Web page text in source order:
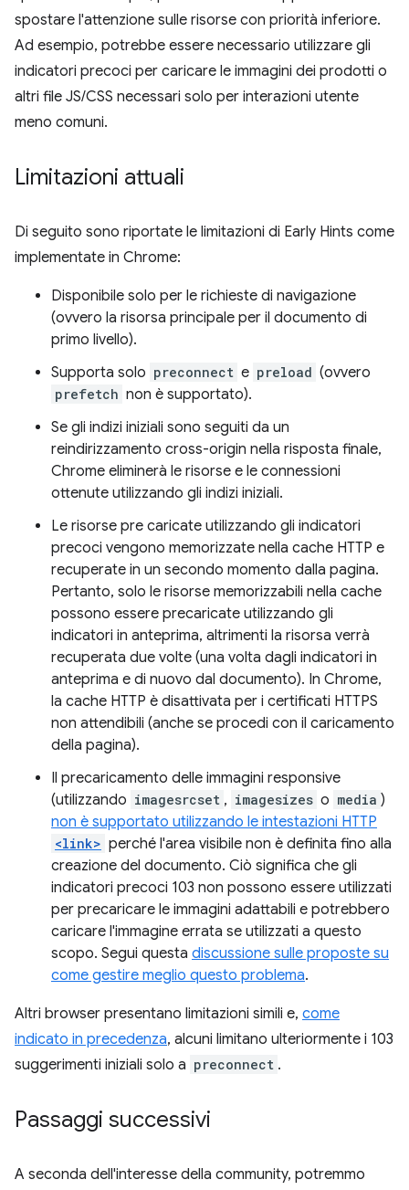
spostare l'attenzione sulle risorse con priorità inferiore.
Ad esempio, potrebbe essere necessario utilizzare gli
indicatori precoci per caricare le immagini dei prodotti o
altri file JS/CSS necessari solo per interazioni utente
meno comuni.
Limitazioni attuali
Di seguito sono riportate le limitazioni di Early Hints come
implementate in Chrome:
Disponibile solo per le richieste di navigazione
(ovvero la risorsa principale per il documento di
primo livello).
Supporta solo preconnect e preload (ovvero
prefetch non è supportato).
Se gli indizi iniziali sono seguiti da un
reindirizzamento cross-origin nella risposta finale,
Chrome eliminerà le risorse e le connessioni
ottenute utilizzando gli indizi iniziali.
Le risorse pre caricate utilizzando gli indicatori
precoci vengono memorizzate nella cache HTTP e
recuperate in un secondo momento dalla pagina.
Pertanto, solo le risorse memorizzabili nella cache
possono essere precaricate utilizzando gli
indicatori in anteprima, altrimenti la risorsa verrà
recuperata due volte (una volta dagli indicatori in
anteprima e di nuovo dal documento). In Chrome,
la cache HTTP è disattivata per i certificati HTTPS
non attendibili (anche se procedi con il caricamento
della pagina).
Il precaricamento delle immagini responsive
(utilizzando imagesrcset , imagesizes o media )
non è supportato utilizzando le intestazioni HTTP
<link> perché l'area visibile non è definita fino alla
creazione del documento. Ciò significa che gli
indicatori precoci 103 non possono essere utilizzati
per precaricare le immagini adattabili e potrebbero
caricare l'immagine errata se utilizzati a questo
scopo. Segui questa discussione sulle proposte su
come gestire meglio questo problema.
Altri browser presentano limitazioni simili e, come
indicato in precedenza, alcuni limitano ulteriormente i 103
suggerimenti iniziali solo a preconnect .
Passaggi successivi
A seconda dell'interesse della community, potremmo